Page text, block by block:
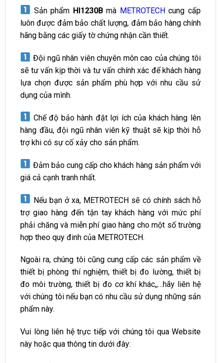
Sản phẩm HI1230Bmà METROTECH cung cấp
luôn được đảm bảo chất lượng, đảm bảo hàng chính
hãng bằng các giấy tờ chứng nhận cần thiết.
Đội ngũ nhân viên chuyên môn cao của chúng tôi
sẽ tư vấn kịp thời và tư vấn chính xác để khách hàng
lựa chọn được sản phẩm phù hợp với nhu cầu sử
dụng của mình.
Chế độ bảo hành đặt lợi ích của khách hàng lên
hàng đầu, đội ngũ nhân viên kỹ thuật sẽ kịp thời hỗ
trợ khi có sự cố xảy cho sản phẩm.
Đảm bảo cung cấp cho khách hàng sản phẩm với
giá cả cạnh tranh nhất.
Nếu bạn ở xa, METROTECH sẽ có chính sách hỗ
trợ giao hàng đến tận tay khách hàng với mức phí
phải chăng và miễn phí giao hàng cho một số trường
hợp theo quy đinh của METROTECH.
Ngoài ra, chúng tôi cũng cung cấp các sản phẩm về
thiết bị phòng thí nghiệm, thiết bị đo lường, thiết bị
đo môi trường, thiết bị đo cơ khí khác,,…hãy liên hệ
với chúng tôi nếu bạn có nhu cầu sử dụng những sản
phẩm này.
Vui lòng liên hệ trực tiếp với chúng tôi qua Website
này hoặc qua thông tin dưới đây: